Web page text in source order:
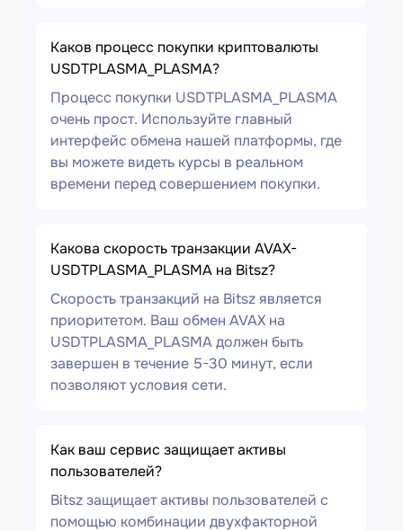
Каков процесс покупки криптовалюты
USDTPLASMA_PLASMA?
Процесс покупки USDTPLASMA_PLASMA
очень прост. Используйте главный
интерфейс обмена нашей платформы, где
вы можете видеть курсы в реальном
времени перед совершением покупки.
Какова скорость транзакции AVAX-
USDTPLASMA_PLASMA на Bitsz?
Скорость транзакций на Bitsz является
приоритетом. Ваш обмен AVAX на
USDTPLASMA_PLASMA должен быть
завершен в течение 5-30 минут, если
позволяют условия сети.
Как ваш сервис защищает активы
пользователей?
Bitsz защищает активы пользователей с
помощью комбинации двухфакторной